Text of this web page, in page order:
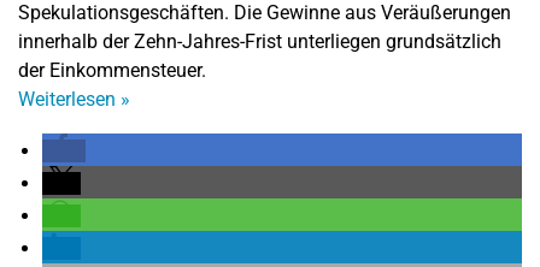
Spekulationsgeschäften. Die Gewinne aus Veräußerungen
innerhalb der Zehn-Jahres-Frist unterliegen grundsätzlich
der Einkommensteuer.
Weiterlesen »